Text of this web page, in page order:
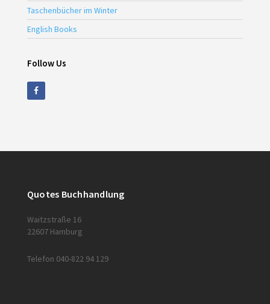
Taschenbücher im Winter
English Books
Follow Us
Quotes Buchhandlung
Waitzstraße 16
22607 Hamburg
Telefon 040-822 94 129